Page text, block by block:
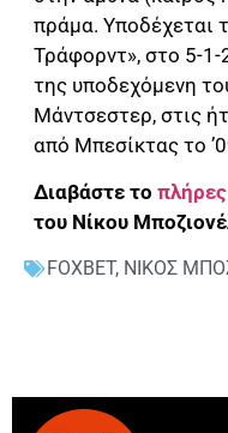
πράμα. Υποδέχεται
Τράφορντ», στο 5-
της υποδεχόμενη
Μάντσεστερ, στις
από Μπεσίκτας το
Διαβάστε το
του Νίκου
FOXBET, ΝΙΚΟΣ